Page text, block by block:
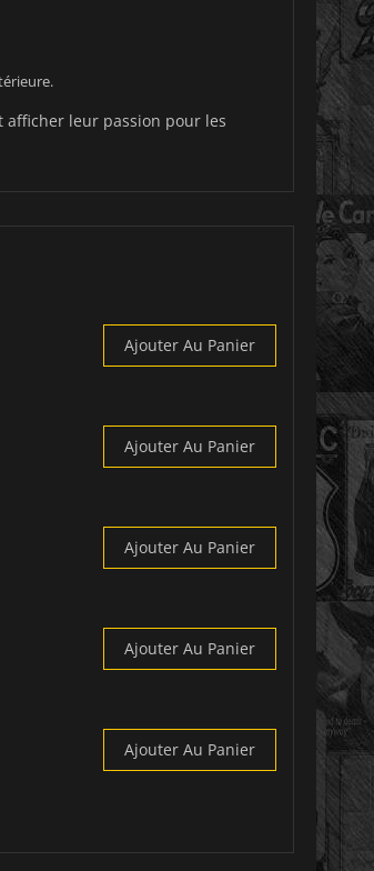
leur passion pour les
Ajouter Au Panier
Ajouter Au Panier
Ajouter Au Panier
Ajouter Au Panier
Ajouter Au Panier